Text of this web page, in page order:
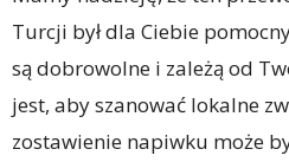
Turcji był dla Ciebie
są dobrowolne i zależą od
jest, aby szanować lokalne
zostawienie napiwku może